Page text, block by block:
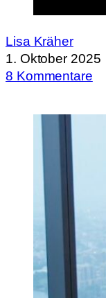
Lisa Kräher
1. Oktober 2025
8 Kommentare